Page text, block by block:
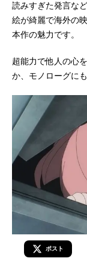
読みすぎた発言な
絵が綺麗で海外の
本作の魅力です。
超能力で他人の心
か、モノローグに
ポスト